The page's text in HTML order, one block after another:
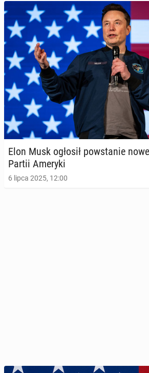
Elon Musk ogłosił po­wsta­nie
Partii Ameryki
6 lipca 2025, 12:00